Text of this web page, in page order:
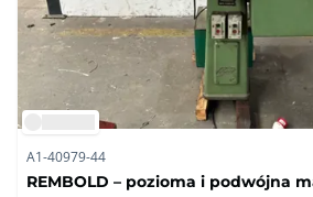
A1-40979-44
REMBOLD – pozioma i podwójna